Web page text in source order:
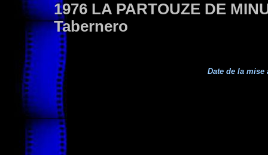
1976 LA PARTOUZE DE
Tabernero
Date de la